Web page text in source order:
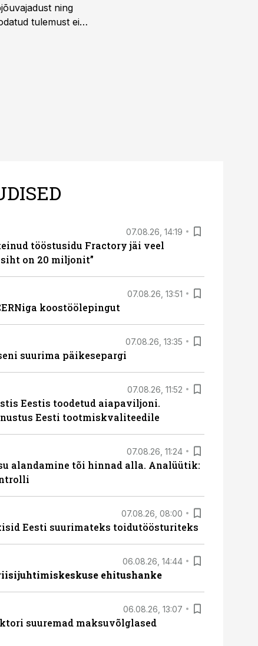
ning
tulemust ei
07.08.26, 14:19
tööstusidu Fractory jäi veel
on 20 miljonit”
07.08.26, 13:51
koostöölepingut
07.08.26, 13:35
suurima päikesepargi
07.08.26, 11:52
Eestis toodetud aiapaviljoni.
Eesti tootmiskvaliteedile
07.08.26, 11:24
alandamine tõi hinnad alla. Analüütik:
07.08.26, 08:00
Eesti suurimateks toidutöösturiteks
06.08.26, 14:44
ehitushanke
06.08.26, 13:07
suuremad maksuvõlglased